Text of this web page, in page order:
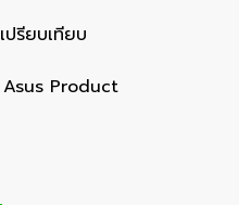
เปรียบเทียบ
Asus Product